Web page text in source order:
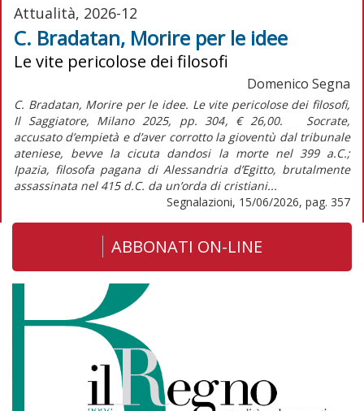
Attualità, 2026-12
C. Bradatan, Morire per le idee
Le vite pericolose dei filosofi
Domenico Segna
C. Bradatan, Morire per le idee. Le vite pericolose dei filosofi,
Il Saggiatore, Milano 2025, pp. 304, € 26,00. Socrate,
accusato d’empietà e d’aver corrotto la gioventù dal tribunale
ateniese, bevve la cicuta dandosi la morte nel 399 a.C.;
Ipazia, filosofa pagana di Alessandria d’Egitto, brutalmente
assassinata nel 415 d.C. da un’orda di cristiani...
Segnalazioni, 15/06/2026, pag. 357
ABBONATI ON-LINE